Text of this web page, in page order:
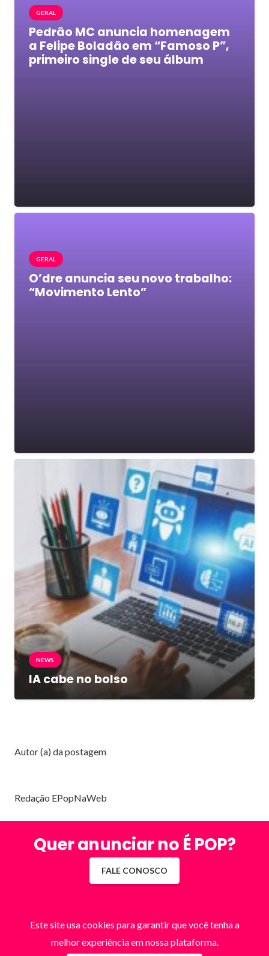
GERAL
Pedrão MC anuncia homenagem
a Felipe Boladão em “Famoso P”,
primeiro single de seu álbum
GERAL
O’dre anuncia seu novo trabalho:
“Movimento Lento”
NEWS
IA cabe no bolso
Autor (a) da postagem
Redação EPopNaWeb
Quer anunciar no É POP?
FALE CONOSCO
Este site usa cookies para garantir que você tenha a
melhor experiência em nossa plataforma.